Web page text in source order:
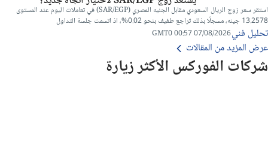
شركات الفوركس الأكثر زيارة
استقر سعر زوج الريال السعودي مقابل الجنيه المصري (SAR/EGP) في تعاملات اليوم عند المستوى
13.2578 جينه، مسجلًا بذلك تراجع طفيف بنحو 0.02%، اذ اتسمت جلسة التداول
تحليل فني07/08/2026 00:57 GMT0
عرض المزيد من المقالات